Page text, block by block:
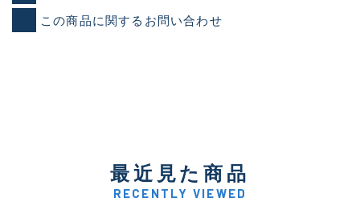
この商品に関するお問い合わせ
最近見た商品
RECENTLY VIEWED